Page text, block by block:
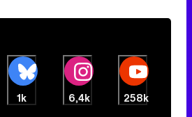
1k 6,4k 258k